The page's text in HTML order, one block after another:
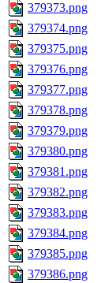
379373.png
379374.png
379375.png
379376.png
379377.png
379378.png
379379.png
379380.png
379381.png
379382.png
379383.png
379384.png
379385.png
379386.png